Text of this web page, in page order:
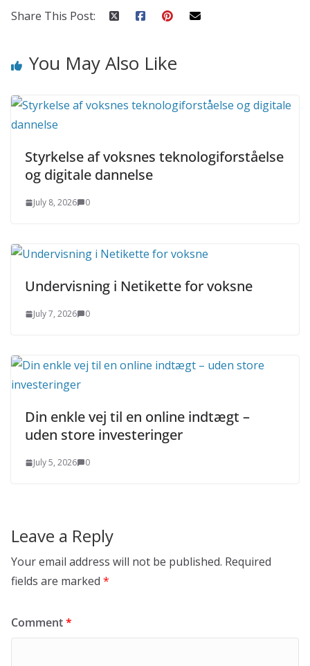
Share This Post:
You May Also Like
Styrkelse af voksnes teknologiforståelse
og digitale dannelse
July 8, 2026 0
Undervisning i Netikette for voksne
July 7, 2026 0
Din enkle vej til en online indtægt –
uden store investeringer
July 5, 2026 0
Leave a Reply
Your email address will not be published. Required
fields are marked *
Comment*